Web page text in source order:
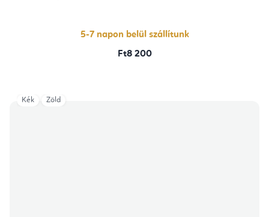
5-7 napon belül szállítunk
Ft8 200
Kék Zöld